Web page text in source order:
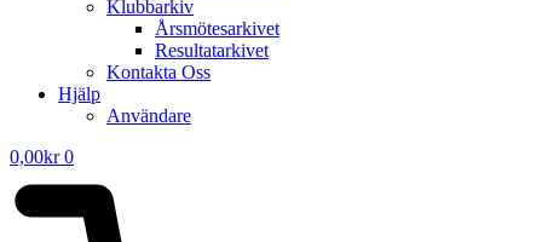
Klubbarkiv
Årsmötesarkivet
Resultatarkivet
Kontakta Oss
Hjälp
Användare
0,00kr 0